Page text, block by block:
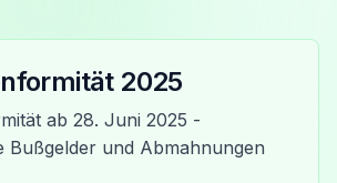
2025
ab 28. Juni 2025 -
Bußgelder und Abmahnungen